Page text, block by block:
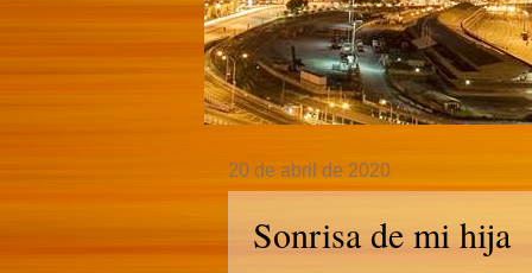
20 de abril de 2020
Sonrisa de mi hija